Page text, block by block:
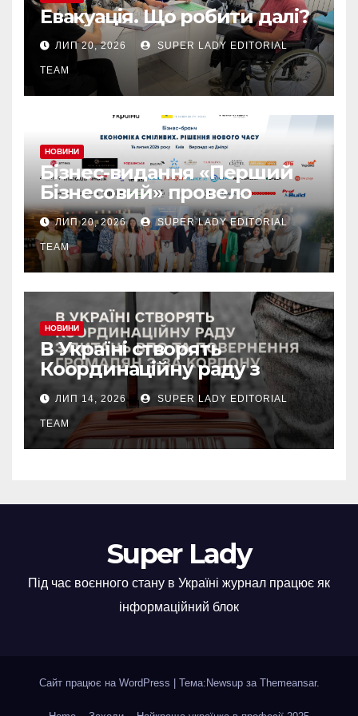
Евакуація. Що робити далі?
ЛИП 20, 2026 SUPER LADY EDITORIAL
TEAM
НОВИНИ
Бізнес-видання «Перший
Бізнесовий» провело
бізнес-бранч «Економіка
сміливих. Рішення нового
часу», який об’єднав
лідерів українського
бізнесу
ЛИП 20, 2026 SUPER LADY EDITORIAL
TEAM
НОВИНИ
В Україні створять
Координаційну раду з
питань ВПО та
добровільного повернення
громадян з-за кордону.
ЛИП 14, 2026 SUPER LADY EDITORIAL
TEAM
Super Lady
Під час воєнного стану в Україні журнал працює як
інформаційний блок
Сайт працює на WordPress | Тема:Newsup за Themeansar.